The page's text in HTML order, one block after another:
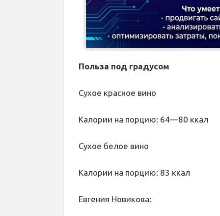
Польза под градусом
Сухое красное вино
Калории на порцию: 64—80 ккал
Сухое белое вино
Калории на порцию: 83 ккал
Евгения Новикова: